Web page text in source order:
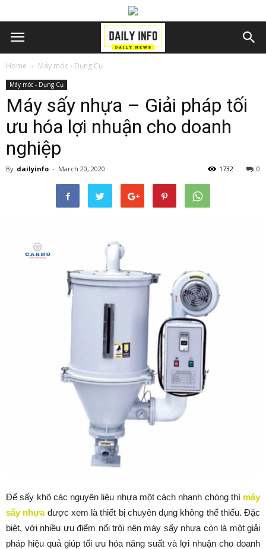
Home Máy móc - Dụng Cụ
Máy móc - Dụng Cụ
Máy sấy nhựa – Giải pháp tối
ưu hóa lợi nhuận cho doanh
nghiệp
By dailyinfo - March 20, 2020 0
1732
Để sấy khô các nguyên liệu nhựa một cách nhanh chóng thì máy
sấy nhựađược xem là thiết bị chuyên dụng không thể thiếu. Đặc
biệt, với nhiều ưu điểm nổi trội nên máy sấy nhựa còn là một giải
pháp hiệu quả giúp tối ưu hóa năng suất và lợi nhuận cho doanh